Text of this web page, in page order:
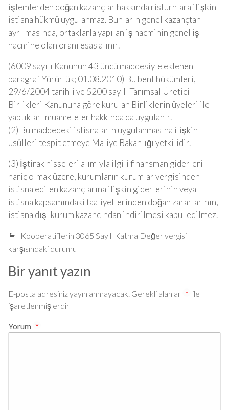
işlemlerden doğan kazançlar hakkında risturnlara ilişkin
istisna hükmü uygulanmaz. Bunların genel kazançtan
ayrılmasında, ortaklarla yapılan iş hacminin genel iş
hacmine olan oranı esas alınır.
(6009 sayılı Kanunun 43 üncü maddesiyle eklenen
paragraf Yürürlük; 01.08.2010) Bu bent hükümleri,
29/6/2004 tarihli ve 5200 sayılı Tarımsal Üretici
Birlikleri Kanununa göre kurulan Birliklerin üyeleri ile
yaptıkları muameleler hakkında da uygulanır.
(2) Bu maddedeki istisnaların uygulanmasına ilişkin
usûlleri tespit etmeye Maliye Bakanlığı yetkilidir.
(3) İştirak hisseleri alımıyla ilgili finansman giderleri
hariç olmak üzere, kurumların kurumlar vergisinden
istisna edilen kazançlarına ilişkin giderlerinin veya
istisna kapsamındaki faaliyetlerinden doğan zararlarının,
istisna dışı kurum kazancından indirilmesi kabul edilmez.
Kooperatiflerin 3065 Sayılı Katma Değer vergisi
karşısındaki durumu
Bir yanıt yazın
E-posta adresiniz yayınlanmayacak. Gerekli alanlar * ile
işaretlenmişlerdir
Yorum *